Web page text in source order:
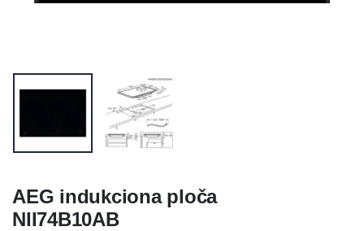
AEG indukciona ploča
NII74B10AB